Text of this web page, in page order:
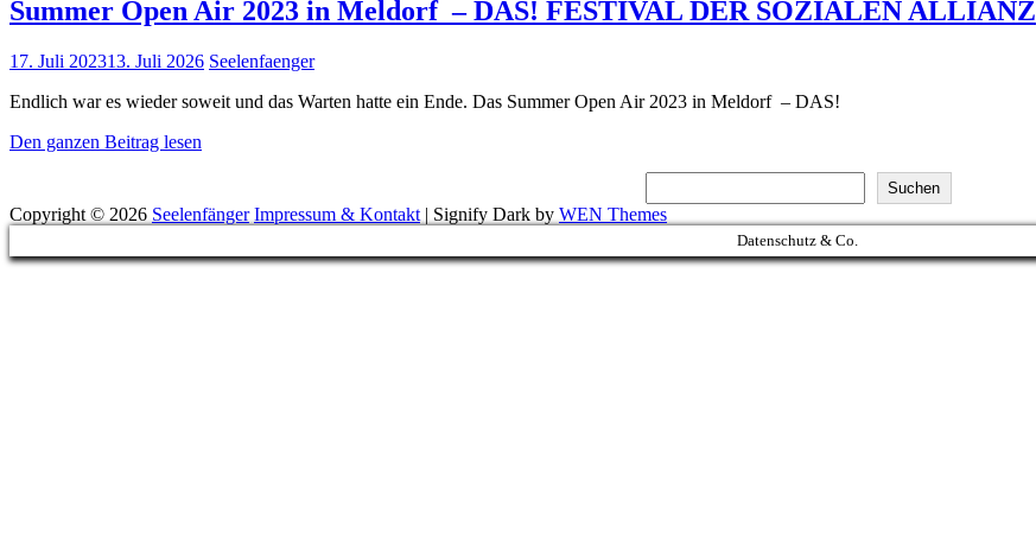
Summer Open Air 2023 in Meldorf – DAS! FESTIVAL DER SOZIALEN ALLIANZ
Posted
17. Juli 202313. Juli 2026 Seelenfaenger
Endlich war es wieder soweit und das Warten hatte ein Ende. Das Summer Open Air 2023 in Meldorf – DAS!
Den ganzen Beitrag lesen
2023
in
–
Suchen
Copyright © 2026 Seelenfänger Impressum & Kontakt | Signify Dark by WEN Themes
Scroll
Up
Datenschutz & Co.